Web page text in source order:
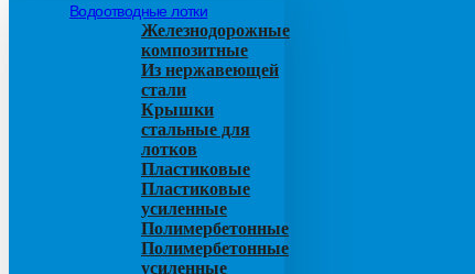
Водоотводные лотки
Железнодорожные
композитные
Из нержавеющей
стали
Крышки
стальные для
лотков
Пластиковые
Пластиковые
усиленные
Полимербетонные
Полимербетонные
усиленные